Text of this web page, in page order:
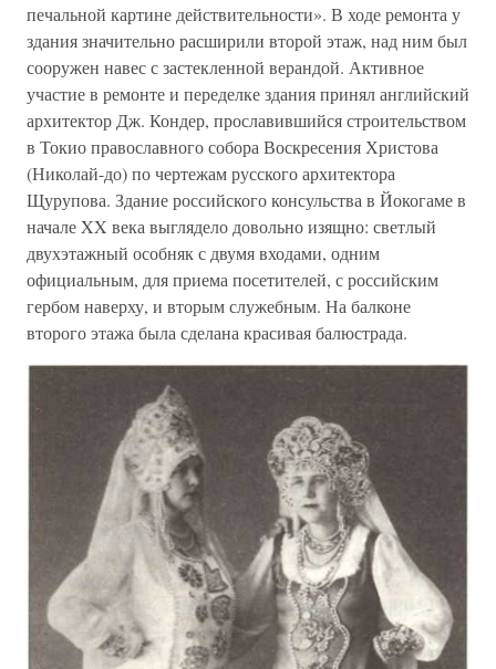
печальной картине действительности». В ходе ремонта у
здания значительно расширили второй этаж, над ним был
сооружен навес с застекленной верандой. Активное
участие в ремонте и переделке здания принял английский
архитектор Дж. Кондер, прославившийся строительством
в Токио православного собора Воскресения Христова
(Николай-до) по чертежам русского архитектора
Щурупова. Здание российского консульства в Йокогаме в
начале XX века выглядело довольно изящно: светлый
двухэтажный особняк с двумя входами, одним
официальным, для приема посетителей, с российским
гербом наверху, и вторым служебным. На балконе
второго этажа была сделана красивая балюстрада.